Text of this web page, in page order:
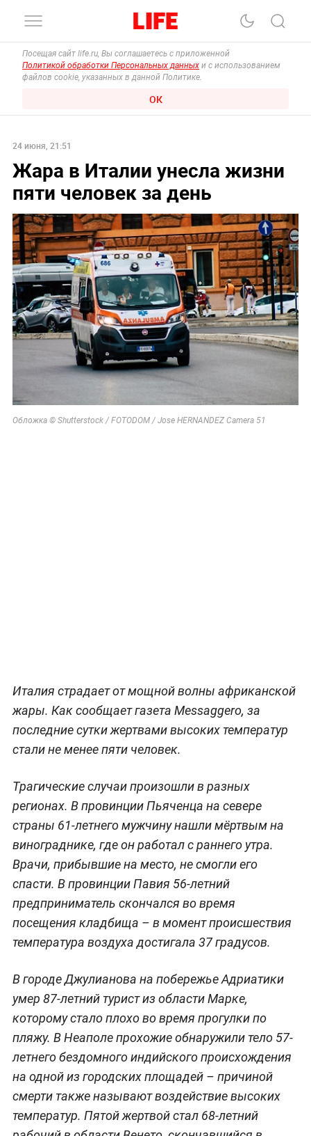
Посещая сайт life.ru, Вы соглашаетесь с приложенной
Политикой обработки Персональных данных и с использованием
файлов cookie, указанных в данной Политике.
ОК
24 июня, 21:51
Жара в Италии унесла жизни
пяти человек за день
Обложка © Shutterstock / FOTODOM / Jose HERNANDEZ Camera 51
Италия страдает от мощной волны африканской
жары. Как сообщает газета Messaggero, за
последние сутки жертвами высоких температур
стали не менее пяти человек.
Трагические случаи произошли в разных
регионах. В провинции Пьяченца на севере
страны 61-летнего мужчину нашли мёртвым на
винограднике, где он работал с раннего утра.
Врачи, прибывшие на место, не смогли его
спасти. В провинции Павия 56-летний
предприниматель скончался во время
посещения кладбища – в момент происшествия
температура воздуха достигала 37 градусов.
В городе Джулианова на побережье Адриатики
умер 87-летний турист из области Марке,
которому стало плохо во время прогулки по
пляжу. В Неаполе прохожие обнаружили тело 57-
летнего бездомного индийского происхождения
на одной из городских площадей – причиной
смерти также называют воздействие высоких
температур. Пятой жертвой стал 68-летний